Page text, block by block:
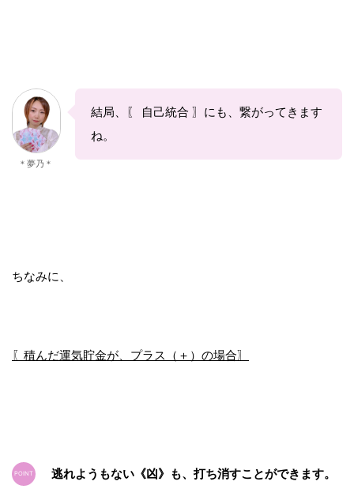
＊夢乃＊
結局、〖 自己統合 〗にも、繋がってきます
ね。
ちなみに、
〖積んだ運気貯金が、プラス（＋）の場合〗
逃れようもない《凶》も、打ち消すことができます。